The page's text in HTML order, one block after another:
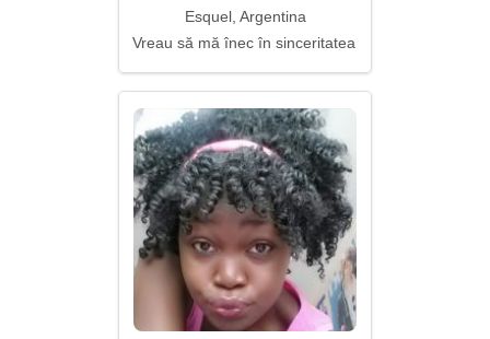
Esquel, Argentina
Vreau să mă înec în sinceritatea cuiva